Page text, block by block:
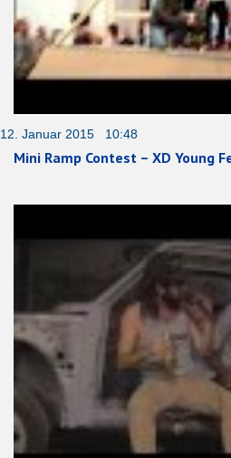
12. Januar 2015 10:48
Mini Ramp Contest – XD Young